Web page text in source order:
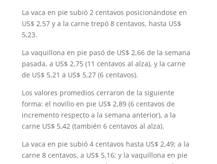
La vaca en pie subió 2 centavos posicionándose en
US$ 2,57 y a la carne trepó 8 centavos, hasta US$
5,23.
La vaquillona en pie pasó de US$ 2,66 de la semana
pasada, a US$ 2,75 (11 centavos al alza), y la carne
de US$ 5,21 a US$ 5,27 (6 centavos).
Los valores promedios cerraron de la siguiente
forma: el novillo en pie US$ 2,89 (6 centavos de
incremento respecto a la semana anterior), a la
carne US$ 5,42 (también 6 centavos al alza).
La vaca en pie subió 4 centavos hasta US$ 2,49; a la
carne 8 centavos, a US$ 5,16; y la vaquillona en pie